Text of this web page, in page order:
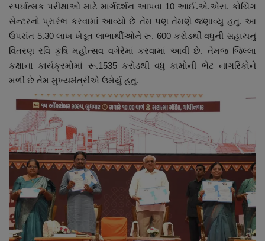
સ્પર્ધાત્મક પરીક્ષાઓ માટે માર્ગદર્શન આપવા 10 આઈ.એ.એસ. કોચિંગ
સેન્ટરનો પ્રારંભ કરવામાં આવ્યો છે તેમ પણ તેમણે જણાવ્યુ હતુ. આ
ઉપરાંત 5.30 લાખ ખેડૂત લાભાર્થીઓને રૂ. 600 કરોડથી વધુની સહાયનું
વિતરણ રવિ કૃષિ મહોત્સવ વગેરેમાં કરવામાં આવી છે. તેમજ જિલ્લા
કક્ષાના કાર્યક્રમોમાં રૂ.1535 કરોડથી વધુ કામોની ભેટ નાગરિકોને
મળી છે તેમ મુખ્યમંત્રીએ ઉમેર્યુ હતુ.